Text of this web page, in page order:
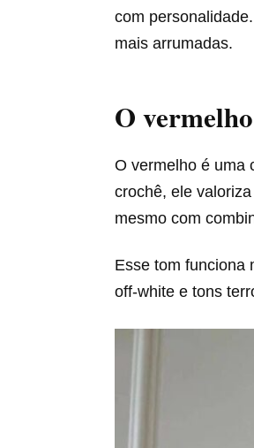
com
mais arrumadas.
O
O vermelho é uma
crochê, ele
mesmo com
Esse tom funciona
off-white e tons